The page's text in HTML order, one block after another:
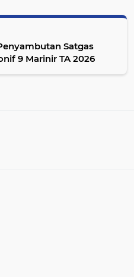
Satgas
9 Marinir TA 2026